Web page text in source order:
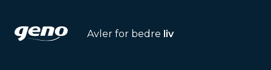
Avler for bedre liv